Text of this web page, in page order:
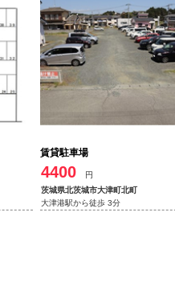
賃貸駐車場
4400
円
茨城県北茨城市大津町北町
大津港駅から徒歩 3分